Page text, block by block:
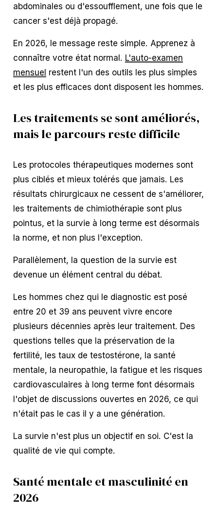
abdominales ou d'essoufflement, une fois que le
cancer s'est déjà propagé.
En 2026, le message reste simple. Apprenez à
connaître votre état normal. L'auto-examen
mensuel restent l'un des outils les plus simples
et les plus efficaces dont disposent les hommes.
Les traitements se sont améliorés,
mais le parcours reste difficile
Les protocoles thérapeutiques modernes sont
plus ciblés et mieux tolérés que jamais. Les
résultats chirurgicaux ne cessent de s'améliorer,
les traitements de chimiothérapie sont plus
pointus, et la survie à long terme est désormais
la norme, et non plus l'exception.
Parallèlement, la question de la survie est
devenue un élément central du débat.
Les hommes chez qui le diagnostic est posé
entre 20 et 39 ans peuvent vivre encore
plusieurs décennies après leur traitement. Des
questions telles que la préservation de la
fertilité, les taux de testostérone, la santé
mentale, la neuropathie, la fatigue et les risques
cardiovasculaires à long terme font désormais
l'objet de discussions ouvertes en 2026, ce qui
n'était pas le cas il y a une génération.
La survie n'est plus un objectif en soi. C'est la
qualité de vie qui compte.
Santé mentale et masculinité en
2026